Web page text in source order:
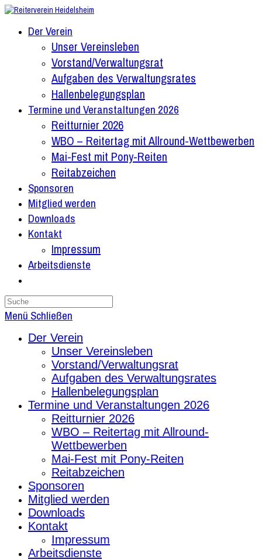
Zum
springenDer Verein
Unser Vereinsleben
Vorstand/Verwaltungsrat
Aufgaben des Verwaltungsrates
Hallenbelegungsplan
Termine und Veranstaltungen 2026
Reitturnier 2026
WBO – Reitertag mit Allround-Wettbewerben
Mai-Fest mit Pony-Reiten
Reitabzeichen
Sponsoren
Mitglied werden
Downloads
Kontakt
Impressum
Arbeitsdienste
Search
this
website
Menü Schließen
Der Verein
Unser Vereinsleben
Vorstand/Verwaltungsrat
Aufgaben des Verwaltungsrates
Hallenbelegungsplan
Termine und Veranstaltungen 2026
Reitturnier 2026
WBO – Reitertag mit Allround-
Wettbewerben
Mai-Fest mit Pony-Reiten
Reitabzeichen
Sponsoren
Mitglied werden
Downloads
Kontakt
Impressum
Arbeitsdienste